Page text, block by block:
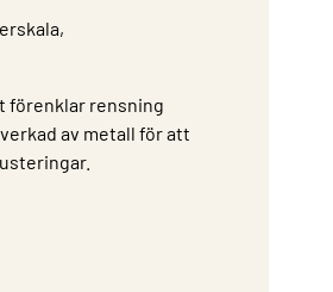
förenklar rensning
av metall för att